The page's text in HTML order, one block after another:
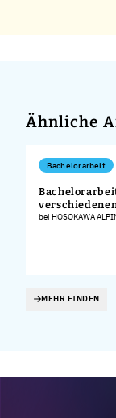
Ähnliche
Bachelorarbeit
bei HOSOKAWA
MEHR FINDEN